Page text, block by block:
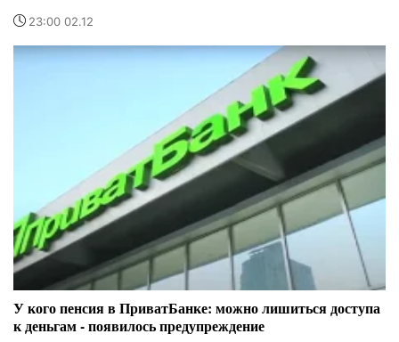
23:00 02.12
У кого пенсия в ПриватБанке: можно лишиться доступа
к деньгам - появилось предупреждение